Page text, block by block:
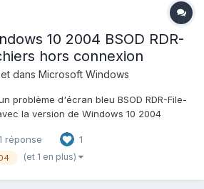
10 2004 BSOD RDR-
hors connexion
dans Microsoft Windows
problème d'écran bleu BSOD RDR-File-
la version de Windows 10 2004
que lorsque l'utilisateur ouvre sa session
du réseau de l'ent...
réponse 1
(et 1 en plus)